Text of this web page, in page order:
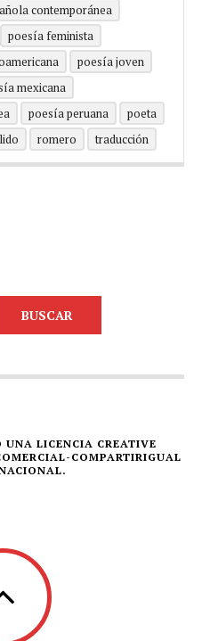
contemporánea
poesía feminista
poesía joven
mexicana
poesía peruana
poeta
romero traducción
UNA LICENCIA CREATIVE
COMPARTIRIGUAL